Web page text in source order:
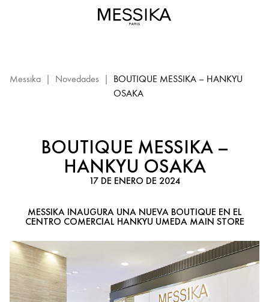
evento
Messika | Novedades |
BOUTIQUE MESSIKA – HANKYU
OSAKA
BOUTIQUE MESSIKA –
HANKYU OSAKA
17 DE ENERO DE 2024
MESSIKA INAUGURA UNA NUEVA BOUTIQUE EN EL
CENTRO COMERCIAL HANKYU UMEDA MAIN STORE